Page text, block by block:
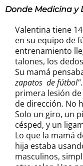
Donde Medicina y
Valentina tiene
en su equipo de
entrenamiento
talones, los
Su mamá
zapatos de fútbol"
primera lesión
de dirección. No
Solo un giro, un
césped, y un
Lo que la mamá
hija estaba
masculinos,